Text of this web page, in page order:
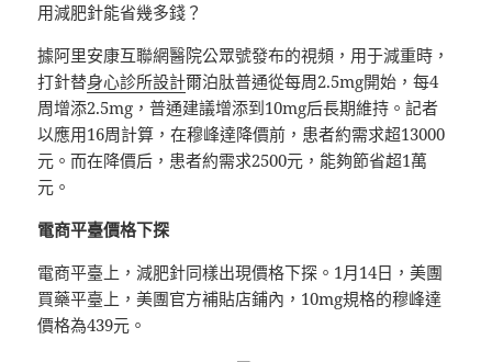
用減肥針能省幾多錢？
據阿里安康互聯網醫院公眾號發布的視頻，用于減重時，
打針替身心診所設計爾泊肽普通從每周2.5mg開始，每4
周增添2.5mg，普通建議增添到10mg后長期維持。記者
以應用16周計算，在穆峰達降價前，患者約需求超13000
元。而在降價后，患者約需求2500元，能夠節省超1萬
元。
電商平臺價格下探
電商平臺上，減肥針同樣出現價格下探。1月14日，美團
買藥平臺上，美團官方補貼店鋪內，10mg規格的穆峰達
價格為439元。